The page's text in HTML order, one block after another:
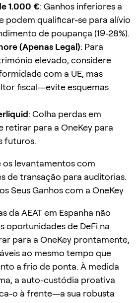
1.000 €: Ganhos inferiores a
podem qualificar-se para alívio
de poupança (19-28%).
(Apenas Legal): Para
elevado, considere
com a UE, mas
fiscal—evite esquemas
: Colha perdas em
retirar para a OneKey para
futuros.
levantamentos com
de transação para auditorias.
Seus Ganhos com a OneKey
da AEAT em Espanha não
oportunidades de DeFi na
para a OneKey prontamente,
ao mesmo tempo que
a frio de ponta. À medida
a auto-custódia proativa
o à frente—a sua robusta